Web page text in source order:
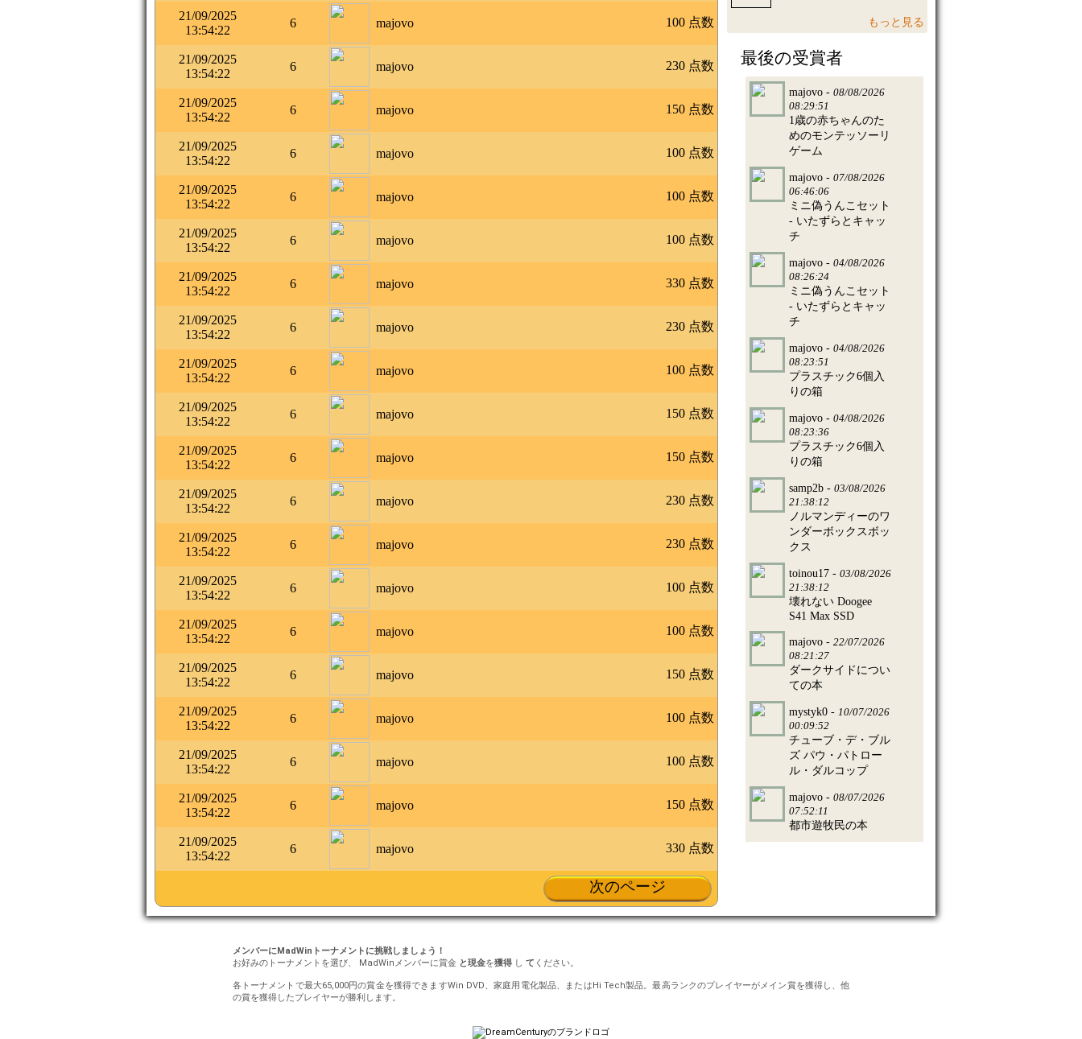
21/09/2025
13:54:22
6 majovo 100 点数
21/09/2025
13:54:22
6 majovo 230 点数
21/09/2025
13:54:22
6 majovo 150 点数
21/09/2025
13:54:22
6 majovo 100 点数
21/09/2025
13:54:22
6 majovo 100 点数
21/09/2025
13:54:22
6 majovo 100 点数
21/09/2025
13:54:22
6 majovo 330 点数
21/09/2025
13:54:22
6 majovo 230 点数
21/09/2025
13:54:22
6 majovo 100 点数
21/09/2025
13:54:22
6 majovo 150 点数
21/09/2025
13:54:22
6 majovo 150 点数
21/09/2025
13:54:22
6 majovo 230 点数
21/09/2025
13:54:22
6 majovo 230 点数
21/09/2025
13:54:22
6 majovo 100 点数
21/09/2025
13:54:22
6 majovo 100 点数
21/09/2025
13:54:22
6 majovo 150 点数
21/09/2025
13:54:22
6 majovo 100 点数
21/09/2025
13:54:22
6 majovo 100 点数
21/09/2025
13:54:22
6 majovo 150 点数
21/09/2025
13:54:22
6 majovo 330 点数
次のページ
もっと見る
最後の受賞者
majovo - 08/08/2026
08:29:51
1歳の赤ちゃんのた
めのモンテッソーリ
ゲーム
majovo - 07/08/2026
06:46:06
ミニ偽うんこセット
- いたずらとキャッ
チ
majovo - 04/08/2026
08:26:24
ミニ偽うんこセット
- いたずらとキャッ
チ
majovo - 04/08/2026
08:23:51
プラスチック6個入
りの箱
majovo - 04/08/2026
08:23:36
プラスチック6個入
りの箱
samp2b - 03/08/2026
21:38:12
ノルマンディーのワ
ンダーボックスボッ
クス
toinou17 - 03/08/2026
21:38:12
壊れない Doogee
S41 Max SSD
majovo - 22/07/2026
08:21:27
ダークサイドについ
ての本
mystyk0 - 10/07/2026
00:09:52
チューブ・デ・ブル
ズ パウ・パトロー
ル・ダルコップ
majovo - 08/07/2026
07:52:11
都市遊牧民の本
メンバーにMadWinトーナメントに挑戦しましょう！
お好みのトーナメントを選び、 MadWinメンバーに賞金 と現金を獲得し て ください。
各トーナメントで最大65,000円の賞金を獲得できますWin DVD、家庭用電化製品、またはHi Tech製品。最高ランクのプレイヤーがメイン賞を獲得し、他
の賞を獲得したプレイヤーが勝利します。